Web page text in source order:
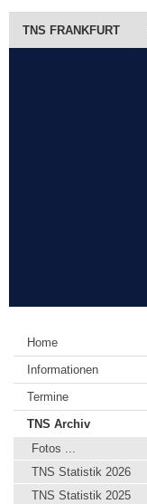
TNS FRANKFURT
Home
Informationen
Termine
TNS Archiv
Fotos ...
TNS Statistik 2026
TNS Statistik 2025